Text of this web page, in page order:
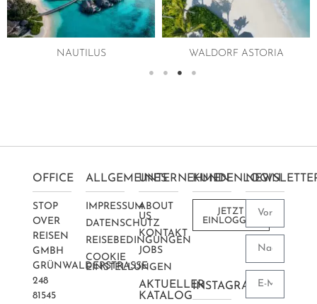
WALDORF ASTORIA VELAA PRIVATE ISLAND
OFFICE
STOP
OVER
REISEN
GMBH
GRÜNWALDERSTRASSE 2
48
81545
ALLGEMEINES
IMPRESSUM
DATENSCHUTZ
REISEBEDINGUNGEN
COOKIE
EINSTELLUNGEN
UNTERNEHMEN
ABOUT
US
KONTAKT
JOBS
AKTUELLER
KATALOG
KUNDENLOGIN
JETZT
EINLOGGEN
INSTAGRAM